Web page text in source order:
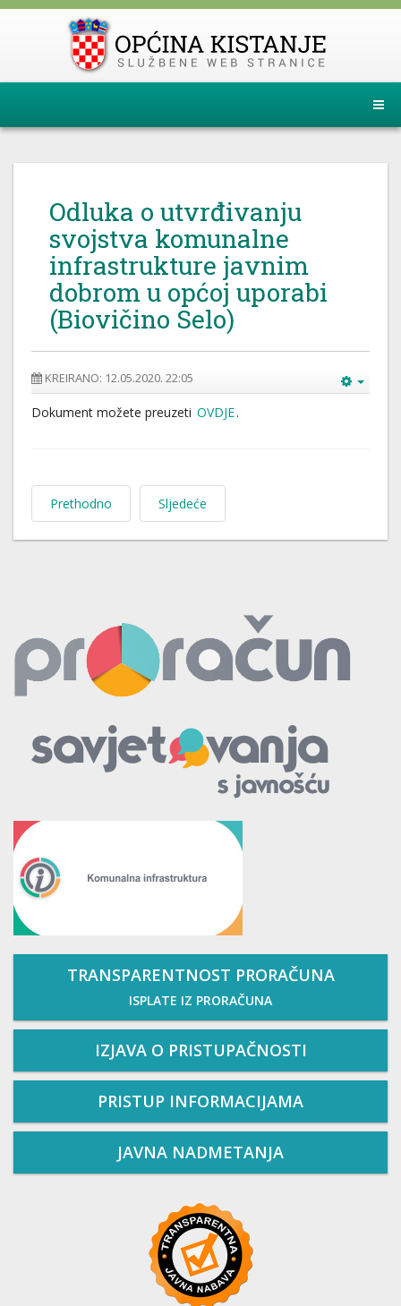
Odluka o utvrđivanju
svojstva komunalne
infrastrukture javnim
dobrom u općoj uporabi
(Biovičino Selo)
KREIRANO: 12.05.2020. 22:05
Dokument možete preuzeti OVDJE.
Prethodno Sljedeće
TRANSPARENTNOST PRORAČUNA
ISPLATE IZ PRORAČUNA
IZJAVA O PRISTUPAČNOSTI
PRISTUP INFORMACIJAMA
JAVNA NADMETANJA